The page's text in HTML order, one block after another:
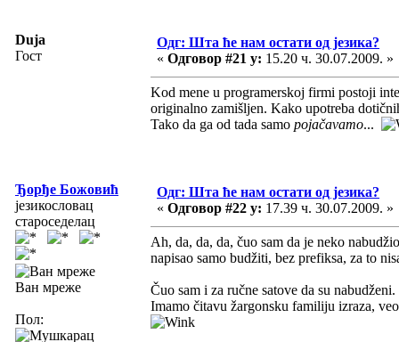
Duja
Гост
Одг: Шта ће нам остати од језика?
« Одговор #21 у: 15.20 ч. 30.07.2009. »
Kod mene u programerskoj firmi postoji
originalno zamišljen. Kako upotreba
Tako da ga od tada samo pojačavamo...
Ђорђе Божовић
језикословац
староседелац
Ван мреже
Пол:
Одг: Шта ће нам остати од језика?
« Одговор #22 у: 17.39 ч. 30.07.2009. »
Ah, da, da, da, čuo sam da je neko
napisao samo budžiti, bez prefiksa, za to
Čuo sam i za ručne satove da su
Imamo čitavu žargonsku familiju izraza,